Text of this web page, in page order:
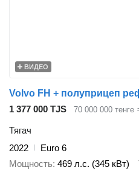
ВИДЕО
Volvo FH + полуприцеп
1 377 000 TJS
70 000 000 тенге
Тягач
2022
Euro 6
Мощность 469 л.с. (345 кВт)